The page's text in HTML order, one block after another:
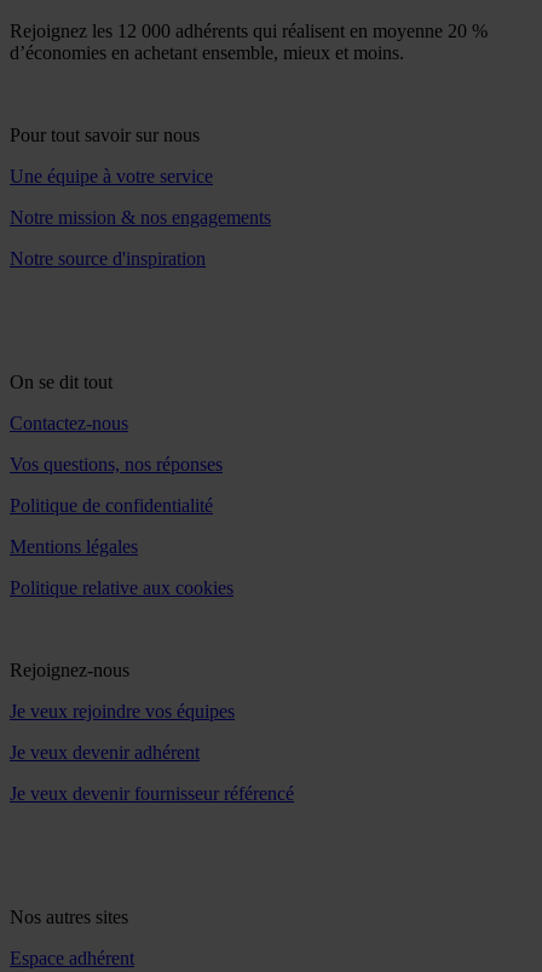
Rejoignez les 12 000 adhérents qui réalisent en moyenne 20 %
d’économies en achetant ensemble, mieux et moins.
Pour tout savoir sur nous
Une équipe à votre service
Notre mission & nos engagements
Notre source d'inspiration
On se dit tout
Contactez-nous
Vos questions, nos réponses
Politique de confidentialité
Mentions légales
Politique relative aux cookies
Rejoignez-nous
Je veux rejoindre vos équipes
Je veux devenir adhérent
Je veux devenir fournisseur référencé
Nos autres sites
Espace adhérent